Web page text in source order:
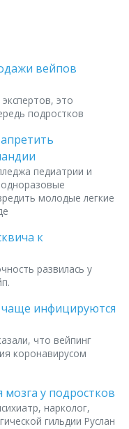
вейпов
это
подростков
педиатрии и
молодые легкие
к
развилась у
инфицируются
что вейпинг
коронавирусом
мозга у подростков
нарколог,
гильдии Руслан